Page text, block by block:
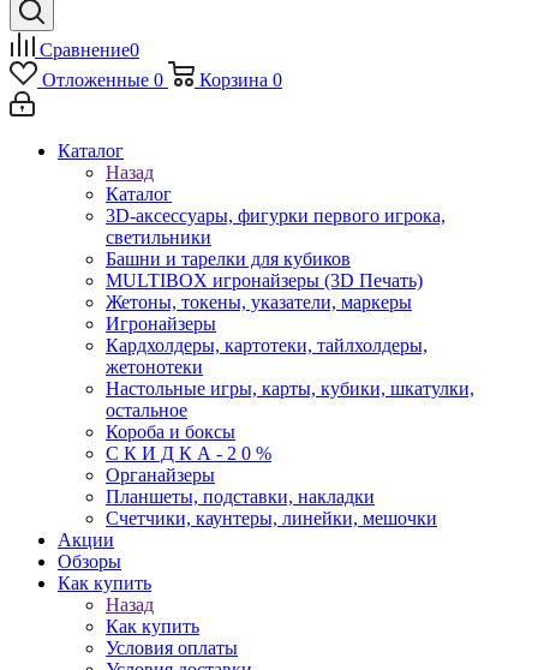
Сравнение0
Отложенные 0 Корзина 0
Каталог
Назад
Каталог
3D-аксессуары, фигурки первого игрока,
светильники
Башни и тарелки для кубиков
MULTIBOX игронайзеры (3D Печать)
Жетоны, токены, указатели, маркеры
Игронайзеры
Кардхолдеры, картотеки, тайлхолдеры,
жетонотеки
Настольные игры, карты, кубики, шкатулки,
остальное
Короба и боксы
С К И Д К А - 2 0 %
Органайзеры
Планшеты, подставки, накладки
Счетчики, каунтеры, линейки, мешочки
Акции
Обзоры
Как купить
Назад
Как купить
Условия оплаты